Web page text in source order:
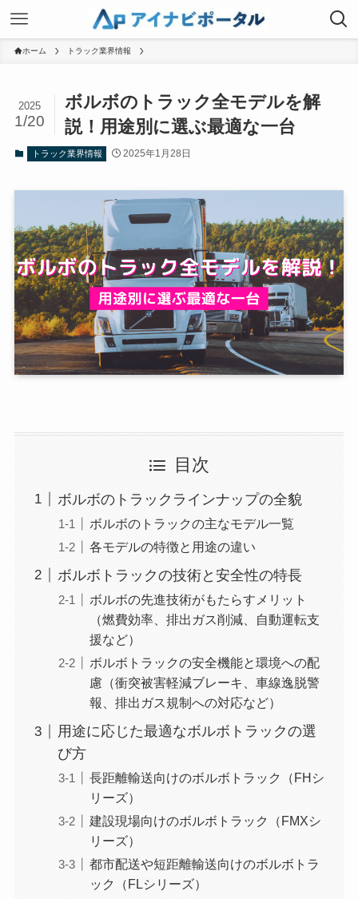
ホーム トラック業界情報
ボルボのトラック全モデルを解
説！用途別に選ぶ最適な一台
2025
1/20
トラック業界情報 2025年1月28日
目次
ボルボのトラックラインナップの全貌
ボルボのトラックの主なモデル一覧
各モデルの特徴と用途の違い
ボルボトラックの技術と安全性の特長
ボルボの先進技術がもたらすメリット
（燃費効率、排出ガス削減、自動運転支
援など）
ボルボトラックの安全機能と環境への配
慮（衝突被害軽減ブレーキ、車線逸脱警
報、排出ガス規制への対応など）
用途に応じた最適なボルボトラックの選
び方
長距離輸送向けのボルボトラック（FHシ
リーズ）
建設現場向けのボルボトラック（FMXシ
リーズ）
都市配送や短距離輸送向けのボルボトラ
ック（FLシリーズ）